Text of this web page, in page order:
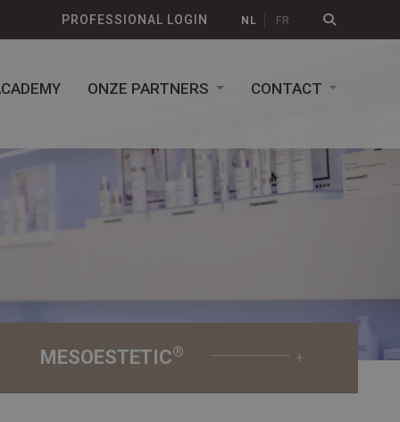
PROFESSIONAL LOGIN NL FR
ONZE PARTNERS CONTACT
MESOESTETIC® +